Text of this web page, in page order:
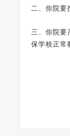
二、你院要
三、你院要
保学校正常